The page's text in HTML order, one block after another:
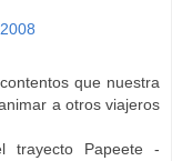
que nuestra
a otros viajeros
trayecto Papeete -